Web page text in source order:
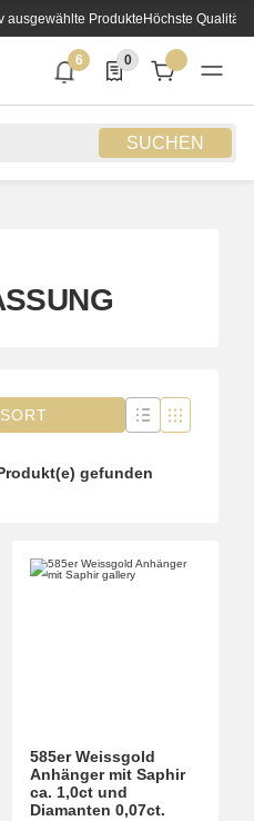
ausgewählte ProdukteHöchste Qualität
SUCHEN
6
6 neue Notifizierungen
0
0 Produkte in der
gefunden
585er Weissgold
Anhänger mit Saphir
ca. 1,0ct und
Diamanten 0,07ct.